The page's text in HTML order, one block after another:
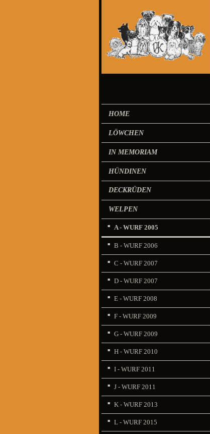
HOME
LÖWCHEN
IN MEMORIAM
HÜNDINEN
DECKRÜDEN
WELPEN
A - WURF 2005
B - WURF 2006
C - WURF 2007
D - WURF 2007
E - WURF 2008
F - WURF 2009
G - WURF 2009
H - WURF 2010
I - WURF 2011
J - WURF 2011
K - WURF 2013
L - WURF 2015